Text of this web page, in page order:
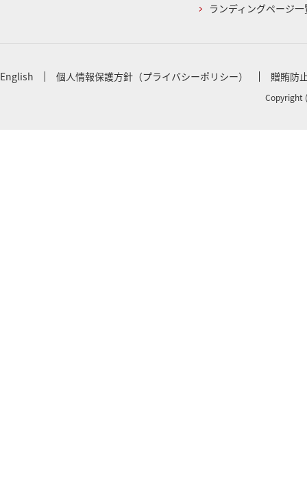
ランディングページ一
English 個人情報保護方針（プライバシーポリシー） 贈賄防
Copyright